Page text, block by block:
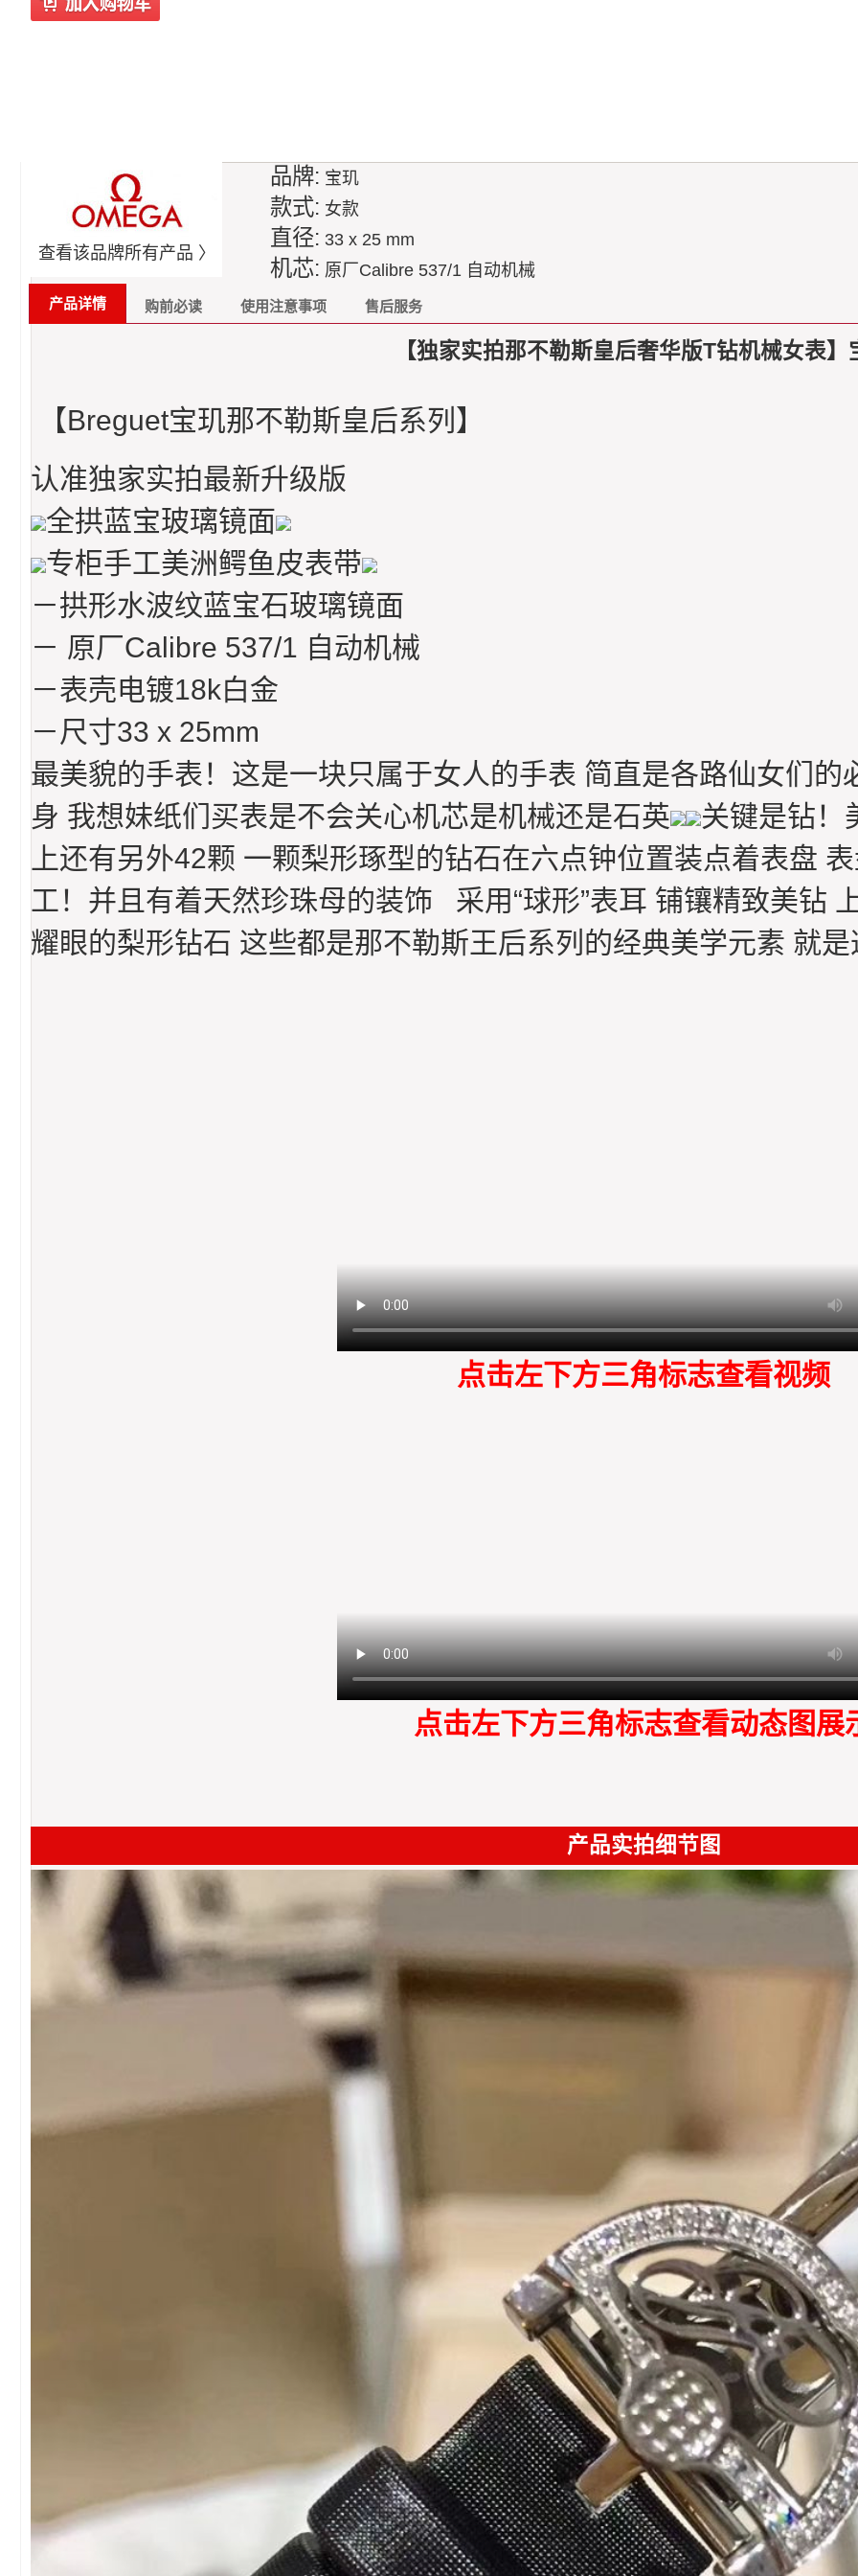
查看该品牌所有产品 〉
品牌: 宝玑
款式: 女款
直径: 33 x 25 mm
机芯: 原厂Calibre 537/1 自动机械
产品详情 购前必读 使用注意事项 售后服务
【独家实拍那不勒斯皇后奢华版T钻机械女表】
【Breguet宝玑那不勒斯皇后系列】
认准独家实拍最新升级版
全拱蓝宝玻璃镜面
专柜手工美洲鳄鱼皮表带
－拱形水波纹蓝宝石玻璃镜面
－ 原厂Calibre 537/1 自动机械
－表壳电镀18k白金
－尺寸33 x 25mm
最美貌的手表！这是一块只属于女人的手表 简直是各路仙女们的
身 我想妹纸们买表是不会关心机芯是机械还是石英
关键是钻！
上还有另外42颗 一颗梨形琢型的钻石在六点钟位置装点着表盘
工！并且有着天然珍珠母的装饰 采用“球形”表耳 铺镶精致美钻
耀眼的梨形钻石 这些都是那不勒斯王后系列的经典美学元素 就
点击左下方三角标志查看视频
点击左下方三角标志查看动态图展
产品实拍细节图